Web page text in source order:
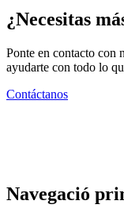
¿Necesitas
Ponte en contacto con
ayudarte con todo lo
Contáctanos
Navegació